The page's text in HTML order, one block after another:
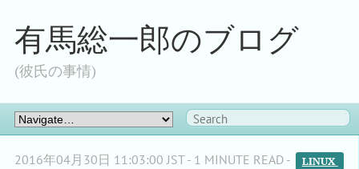
有馬総一郎のブログ
(彼氏の事情)
2016年04月30日 11:03:00 JST - 1 MINUTE READ - LINUX